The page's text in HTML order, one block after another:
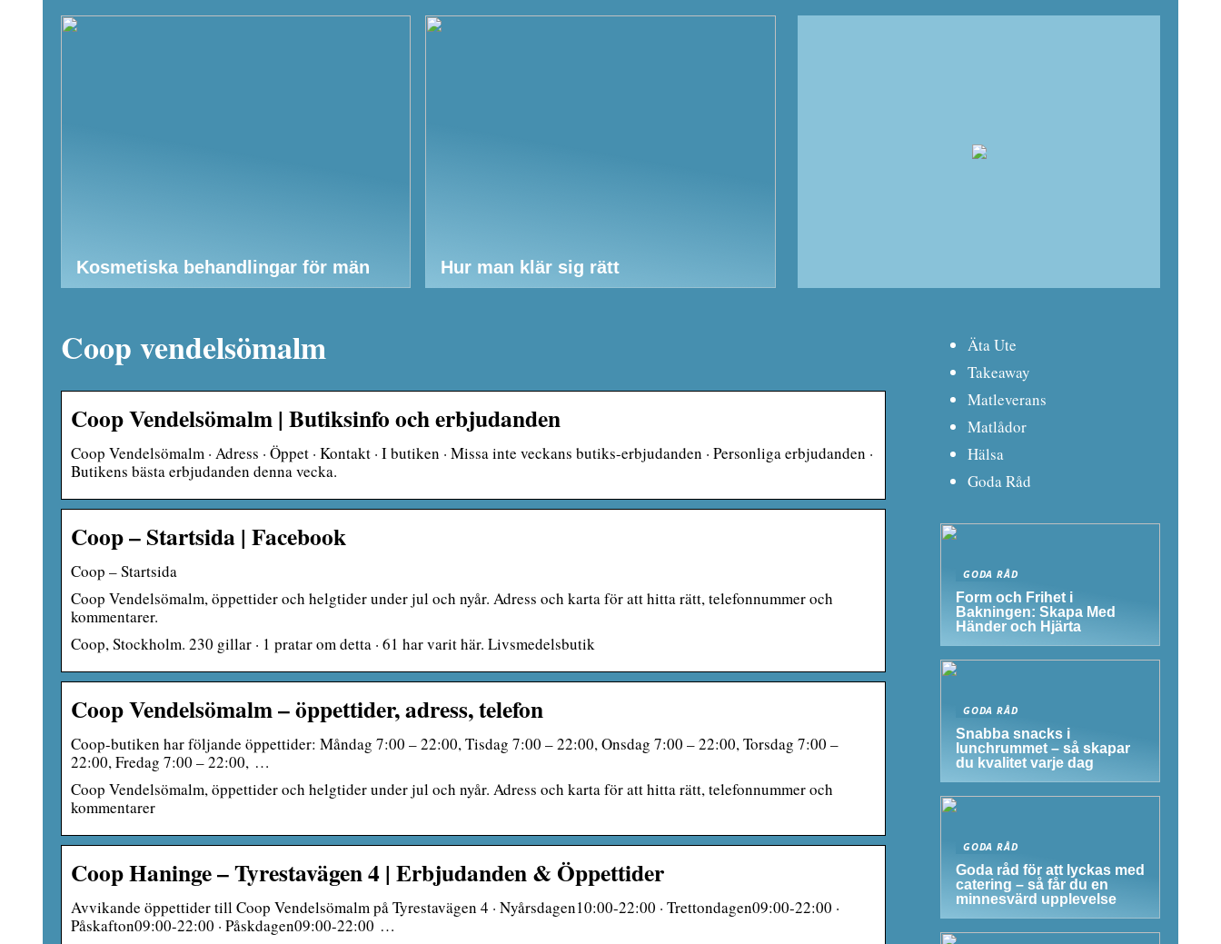
Kosmetiska behandlingar för män Hur man klär sig rätt
Coop vendelsömalm
Coop Vendelsömalm | Butiksinfo och erbjudanden
Coop Vendelsömalm · Adress · Öppet · Kontakt · I butiken · Missa inte veckans butiks-erbjudanden · Personliga erbjudanden ·
Butikens bästa erbjudanden denna vecka.
Coop – Startsida | Facebook
Coop – Startsida
Coop Vendelsömalm, öppettider och helgtider under jul och nyår. Adress och karta för att hitta rätt, telefonnummer och
kommentarer.
Coop, Stockholm. 230 gillar · 1 pratar om detta · 61 har varit här. Livsmedelsbutik
Coop Vendelsömalm – öppettider, adress, telefon
Coop-butiken har följande öppettider: Måndag 7:00 – 22:00, Tisdag 7:00 – 22:00, Onsdag 7:00 – 22:00, Torsdag 7:00 –
22:00, Fredag 7:00 – 22:00, …
Coop Vendelsömalm, öppettider och helgtider under jul och nyår. Adress och karta för att hitta rätt, telefonnummer och
kommentarer
Coop Haninge – Tyrestavägen 4 | Erbjudanden & Öppettider
Avvikande öppettider till Coop Vendelsömalm på Tyrestavägen 4 · Nyårsdagen10:00-22:00 · Trettondagen09:00-22:00 ·
Påskafton09:00-22:00 · Påskdagen09:00-22:00 …
Äta Ute
Takeaway
Matleverans
Matlådor
Hälsa
Goda Råd
GODA RÅD
Form och Frihet i
Bakningen: Skapa Med
Händer och Hjärta
GODA RÅD
Snabba snacks i
lunchrummet – så skapar
du kvalitet varje dag
GODA RÅD
Goda råd för att lyckas med
catering – så får du en
minnesvärd upplevelse